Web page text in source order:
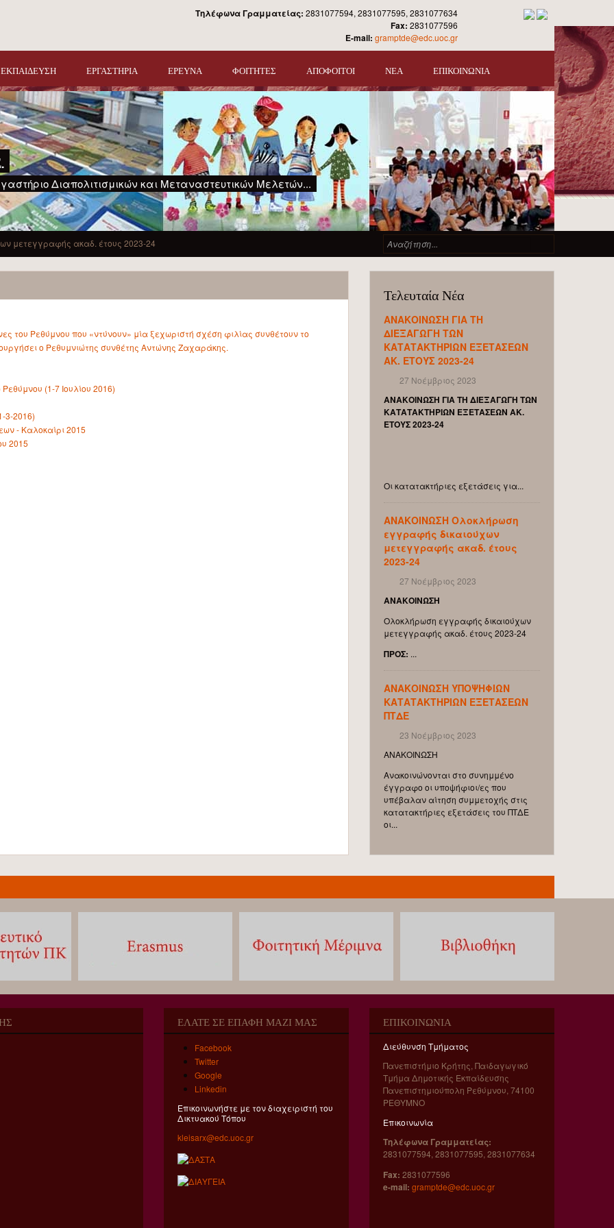
Τηλέφωνα Γραμματείας: 2831077594, 2831077595, 2831077634
Fax: 2831077596
E-mail: gramptde@edc.uoc.gr
ΕΚΠΑΙΔΕΥΣΗ ΕΡΓΑΣΤΗΡΙΑ ΕΡΕΥΝΑ ΦΟΙΤΗΤΕΣ ΑΠΟΦΟΙΤΟΙ ΝΕΑ ΕΠΙΚΟΙΝΩΝΙΑ
Διαπολιτισμικών και Μεταναστευτικών Μελετών...
Φόρμα αναζήτησης
μετεγγραφής ακαδ. έτους 2023-24
του Ρεθύμνου που «ντύνουν» μία ξεχωριστή σχέση φιλίας συνθέτουν το
ο Ρεθυμνιώτης συνθέτης Αντώνης Ζαχαράκης.
(1-7 Ιουλίου 2016)
3-2016)
- Καλοκαίρι 2015
2015
Τελευταία Νέα
ΑΝΑΚΟΙΝΩΣΗ ΓΙΑ ΤΗ
ΔΙΕΞΑΓΩΓΗ ΤΩΝ
ΚΑΤΑΤΑΚΤΗΡΙΩΝ ΕΞΕΤΑΣΕΩΝ
ΑΚ. ΕΤΟΥΣ 2023-24
27 Νοέμβριος 2023
ΑΝΑΚΟΙΝΩΣΗ ΓΙΑ ΤΗ ΔΙΕΞΑΓΩΓΗ ΤΩΝ
ΚΑΤΑΤΑΚΤΗΡΙΩΝ ΕΞΕΤΑΣΕΩΝ ΑΚ.
ΕΤΟΥΣ 2023-24
Οι κατατακτήριες εξετάσεις για...
ΑΝΑΚΟΙΝΩΣΗ Ολοκλήρωση
εγγραφής δικαιούχων
μετεγγραφής ακαδ. έτους
2023-24
27 Νοέμβριος 2023
ΑΝΑΚΟΙΝΩΣΗ
Ολοκλήρωση εγγραφής δικαιούχων
μετεγγραφής ακαδ. έτους 2023-24
ΠΡΟΣ: ...
ΑΝΑΚΟΙΝΩΣΗ ΥΠΟΨΗΦΙΩΝ
ΚΑΤΑΤΑΚΤΗΡΙΩΝ ΕΞΕΤΑΣΕΩΝ
ΠΤΔΕ
23 Νοέμβριος 2023
ΑΝΑΚΟΙΝΩΣΗ
Ανακοινώνονται στο συνημμένο
έγγραφο οι υποψήφιοι/ες που
υπέβαλαν αίτηση συμμετοχής στις
κατατακτήριες εξετάσεις του ΠΤΔΕ
οι...
ΕΛΑΤΕ ΣΕ ΕΠΑΦΗ ΜΑΖΙ ΜΑΣ
Facebook
Twitter
Google
Linkedin
Επικοινωνήστε με τον διαχειριστή του
Δικτυακού Τόπου
kleisarx@edc.uoc.gr
ΕΠΙΚΟΙΝΩΝΊΑ
Διεύθυνση Τμήματος
Πανεπιστήμιο Κρήτης, Παιδαγωγικό
Τμήμα Δημοτικής Εκπαίδευσης
Πανεπιστημιούπολη Ρεθύμνου, 74100
ΡΕΘYΜΝΟ
Επικοινωνία
Τηλέφωνα Γραμματείας:
2831077594, 2831077595, 2831077634
Fax: 2831077596
e-mail: gramptde@edc.uoc.gr